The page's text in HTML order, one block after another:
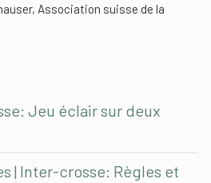
Association suisse de la
Jeu éclair sur deux
| Inter-crosse: Règles et